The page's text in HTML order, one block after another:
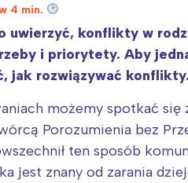
4 min.
uwierzyć, konflikty w
i priorytety. Aby
jak rozwiązywać
możemy spotkać
Porozumienia bez
ten sposób
jest znany od zarania